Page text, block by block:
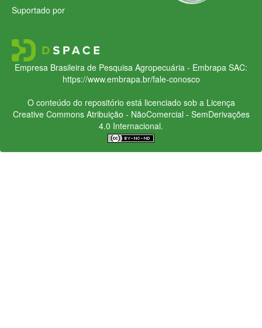
Suportado por
Empresa Brasileira de Pesquisa Agropecuária - Embrapa SAC:
https://www.embrapa.br/fale-conosco
O conteúdo do repositório está licenciado sob a Licença
Creative CommonsAtribuição - NãoComercial - SemDerivações
4.0 Internacional.